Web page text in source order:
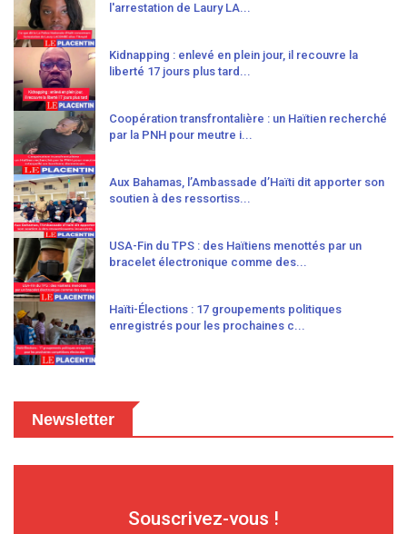
l'arrestation de Laury LA...
Kidnapping : enlevé en plein jour, il recouvre la
liberté 17 jours plus tard...
Coopération transfrontalière : un Haïtien recherché
par la PNH pour meutre i...
Aux Bahamas, l’Ambassade d’Haïti dit apporter son
soutien à des ressortiss...
USA-Fin du TPS : des Haïtiens menottés par un
bracelet électronique comme des...
Haïti-Élections : 17 groupements politiques
enregistrés pour les prochaines c...
Newsletter
Souscrivez-vous !